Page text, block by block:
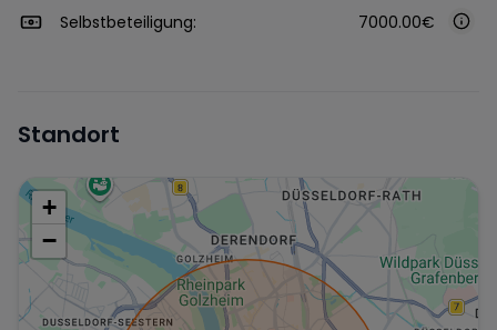
Selbstbeteiligung: 7000.00€
Standort
+
−